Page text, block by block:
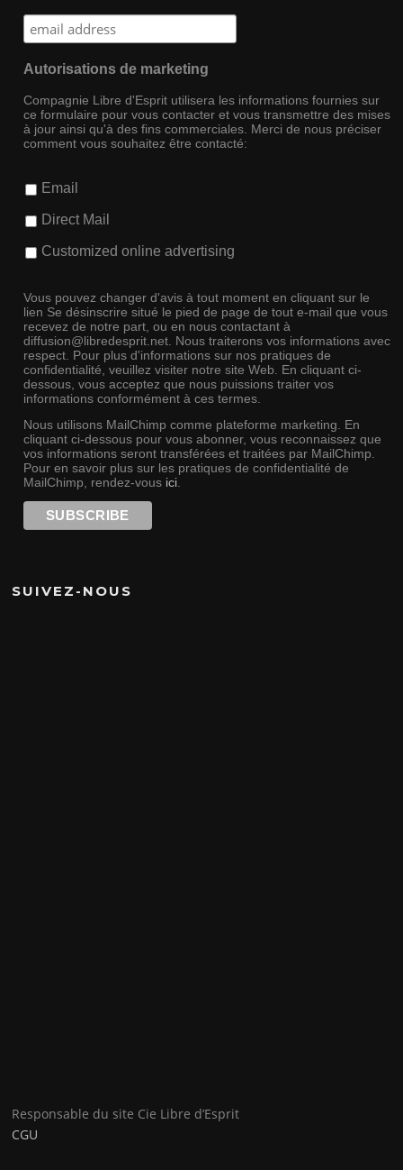
Autorisations de marketing
Compagnie Libre d'Esprit utilisera les informations fournies sur
ce formulaire pour vous contacter et vous transmettre des mises
à jour ainsi qu'à des fins commerciales. Merci de nous préciser
comment vous souhaitez être contacté:
Email
Direct Mail
Customized online advertising
Vous pouvez changer d'avis à tout moment en cliquant sur le
lien Se désinscrire situé le pied de page de tout e-mail que vous
recevez de notre part, ou en nous contactant à
diffusion@libredesprit.net. Nous traiterons vos informations avec
respect. Pour plus d'informations sur nos pratiques de
confidentialité, veuillez visiter notre site Web. En cliquant ci-
dessous, vous acceptez que nous puissions traiter vos
informations conformément à ces termes.
Nous utilisons MailChimp comme plateforme marketing. En
cliquant ci-dessous pour vous abonner, vous reconnaissez que
vos informations seront transférées et traitées par MailChimp.
Pour en savoir plus sur les pratiques de confidentialité de
MailChimp, rendez-vous ici.
SUIVEZ-NOUS
Responsable du site Cie Libre d’Esprit
CGU